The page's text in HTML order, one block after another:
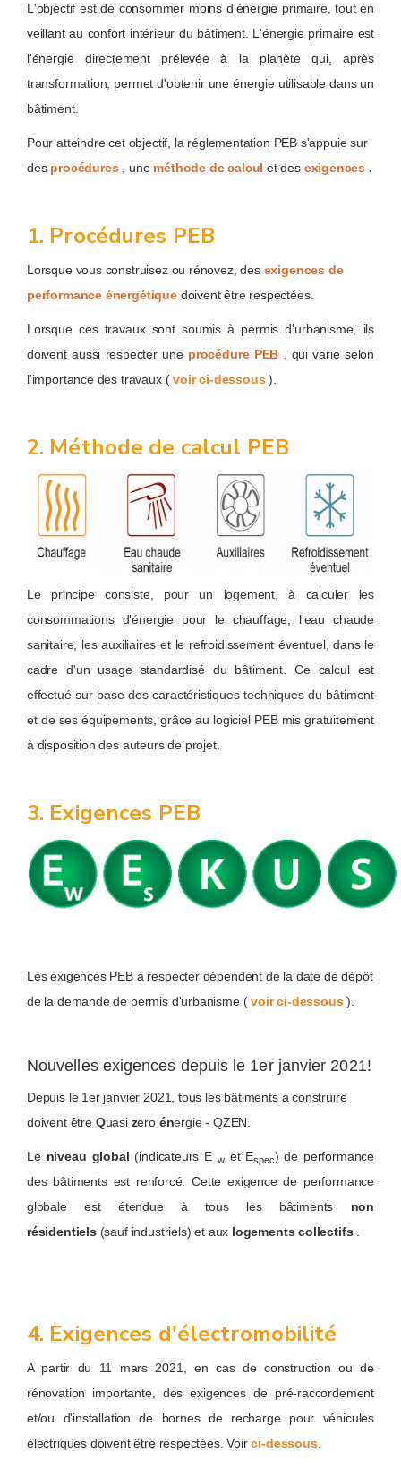
L'objectif est de consommer moins d'énergie primaire, tout en
veillant au confort intérieur du bâtiment. L'énergie primaire est
l'énergie directement prélevée à la planète qui, après
transformation, permet d'obtenir une énergie utilisable dans un
bâtiment.
Pour atteindre cet objectif, la réglementation PEB s'appuie sur
des procédures , une méthode de calcul et des exigences .
1. Procédures PEB
Lorsque vous construisez ou rénovez, des exigences de
performance énergétiquedoivent être respectées.
Lorsque ces travaux sont soumis à permis d'urbanisme, ils
doivent aussi respecter une procédure PEB , qui varie selon
l'importance des travaux (voir ci-dessous).
2. Méthode de calcul PEB
Le principe consiste, pour un logement, à calculer les
consommations d'énergie pour le chauffage, l'eau chaude
sanitaire, les auxiliaires et le refroidissement éventuel, dans le
cadre d'un usage standardisé du bâtiment. Ce calcul est
effectué sur base des caractéristiques techniques du bâtiment
et de ses équipements, grâce au logiciel PEB mis gratuitement
à disposition des auteurs de projet.
3. Exigences PEB
Les exigences PEB à respecter dépendent de la date de dépôt
de la demande de permis d'urbanisme (voir ci-dessous).
Nouvelles exigences depuis le 1er janvier 2021!
Depuis le 1er janvier 2021, tous les bâtiments à construire
doivent être Quasi zero énergie - QZEN.
Le niveau global (indicateurs Ewet Espec) de performance
des bâtiments est renforcé. Cette exigence de performance
globale est étendue à tous les bâtiments non
résidentiels (sauf industriels) et aux logements collectifs
4. Exigences d'électromobilité
A partir du 11 mars 2021, en cas de construction ou de
rénovation importante, des exigences de pré-raccordement
et/ou d'installation de bornes de recharge pour véhicules
électriques doivent être respectées. Voirci-dessous.